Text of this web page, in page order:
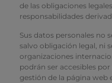
de las obligaciones
responsabilidades
Sus datos personales no
salvo obligación legal, ni
organizaciones
podrán ser accesibles
gestión de la página web